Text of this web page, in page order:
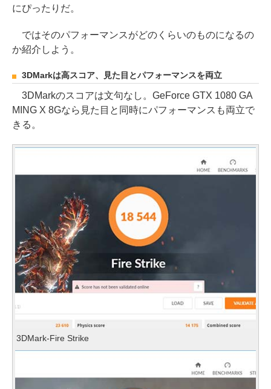
にぴったりだ。
ではそのパフォーマンスがどのくらいのものになるの
か紹介しよう。
3DMarkは高スコア、見た目とパフォーマンスを両立
3DMarkのスコアは文句なし。GeForce GTX 1080 GA
MING X 8Gなら見た目と同時にパフォーマンスも両立で
きる。
3DMark-Fire Strike